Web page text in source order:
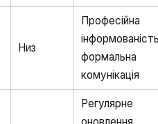
Низ
Професійна
формальна
комунікація
Регулярне